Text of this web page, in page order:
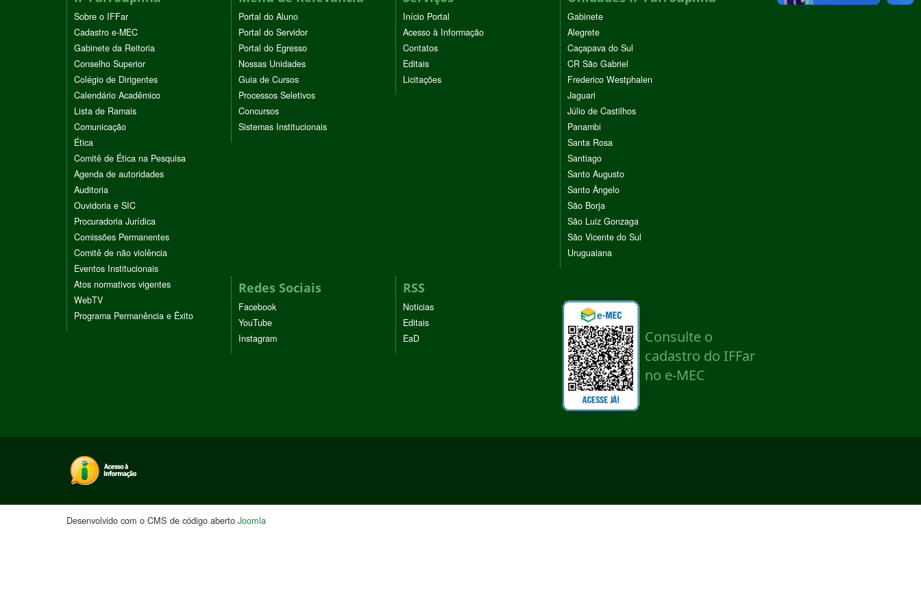
Sobre o IFFar
Cadastro e-MEC
Gabinete da Reitoria
Conselho Superior
Colégio de Dirigentes
Calendário Acadêmico
Lista de Ramais
Comunicação
Ética
Comitê de Ética na Pesquisa
Agenda de autoridades
Auditoria
Ouvidoria e SIC
Procuradoria Jurídica
Comissões Permanentes
Comitê de não violência
Eventos Institucionais
Atos normativos vigentes
WebTV
Programa Permanência e Êxito
Portal do Aluno
Portal do Servidor
Portal do Egresso
Nossas Unidades
Guia de Cursos
Processos Seletivos
Concursos
Sistemas Institucionais
Início Portal
Acesso à Informação
Contatos
Editais
Licitações
Gabinete
Alegrete
Caçapava do Sul
CR São Gabriel
Frederico Westphalen
Jaguari
Júlio de Castilhos
Panambi
Santa Rosa
Santiago
Santo Augusto
Santo Ângelo
São Borja
São Luiz Gonzaga
São Vicente do Sul
Uruguaiana
Redes Sociais
Facebook
YouTube
Instagram
RSS
Noticias
Editais
EaD
Desenvolvido com o CMS de código aberto Joomla